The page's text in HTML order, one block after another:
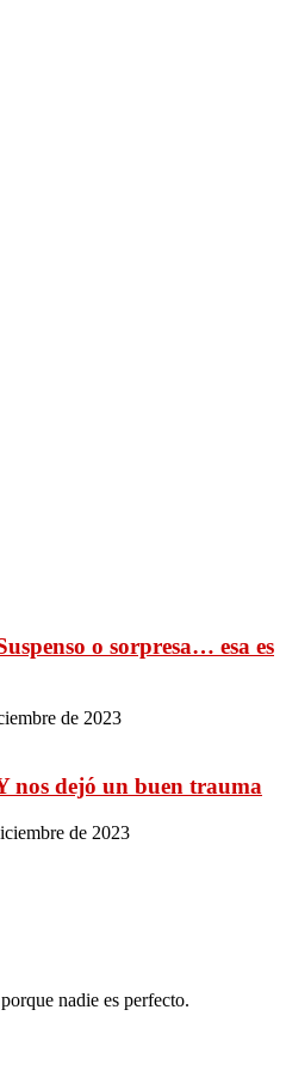
o sorpresa… esa es
de 2023
nos dejó un buen trauma
de 2023
nadie es perfecto.